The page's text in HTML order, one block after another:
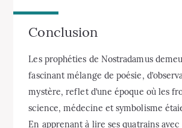
Conclusion
Les prophéties de Nostradamus
fascinant mélange de poésie,
mystère, reflet d’une époque où les
science, médecine et symbolisme
En apprenant à lire ses quatrains